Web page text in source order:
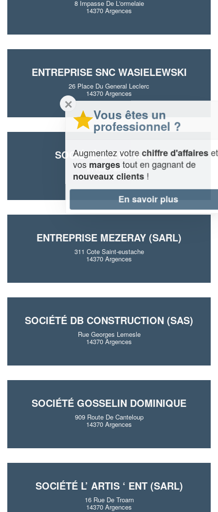
8 Impasse De L'ormelaie
14370 Argences
ENTREPRISE SNC WASIELEWSKI
26 Place Du General Leclerc
14370 Argences
SOCIÉTÉ GUIBE KEVIN
21 Rue Pasteur
14370 Argences
ENTREPRISE MEZERAY (SARL)
311 Cote Saint-eustache
14370 Argences
SOCIÉTÉ DB CONSTRUCTION (SAS)
Rue Georges Lemesle
14370 Argences
SOCIÉTÉ GOSSELIN DOMINIQUE
909 Route De Canteloup
14370 Argences
SOCIÉTÉ L’ ARTIS ‘ ENT (SARL)
16 Rue De Troarn
14370 Argences
Vous êtes un
professionnel ?
Augmentez votrechiffre d'affaireset
vosmargestout en gagnant de
nouveaux clients!
En savoir plus